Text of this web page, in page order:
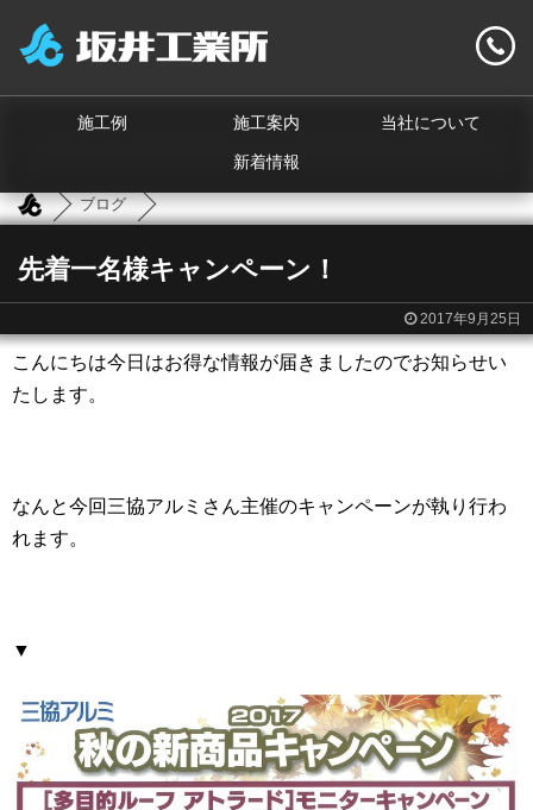
施工例 施工案内 当社について
新着情報
ブログ
先着一名様キャンペーン！
2017年9月25日
こんにちは今日はお得な情報が届きましたのでお知らせい
たします。
なんと今回三協アルミさん主催のキャンペーンが執り行わ
れます。
▼